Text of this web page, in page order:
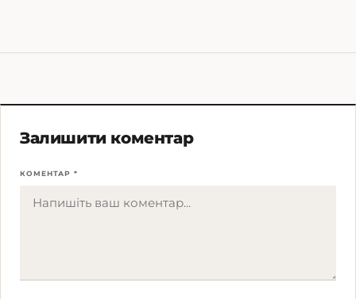
Залишити коментар
КОМЕНТАР *